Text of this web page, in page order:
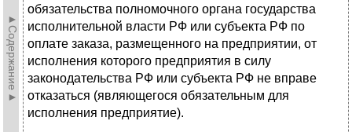
►Содержание►
обязательства полномочного органа государства
исполнительной власти РФ или субъекта РФ по
оплате заказа, размещенного на предприятии, от
исполнения которого предприятия в силу
законодательства РФ или субъекта РФ не вправе
отказаться (являющегося обязательным для
исполнения предприятие).